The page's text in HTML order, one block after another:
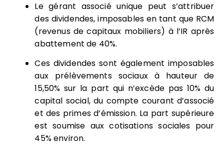
Le gérant associé unique peut s’attribuer
des dividendes, imposables en tant que RCM
(revenus de capitaux mobiliers) à l’IR après
abattement de 40%.
Ces dividendes sont également imposables
aux prélèvements sociaux à hauteur de
15,50% sur la part qui n’excède pas 10% du
capital social, du compte courant d’associé
et des primes d’émission. La part supérieure
est soumise aux cotisations sociales pour
45% environ.